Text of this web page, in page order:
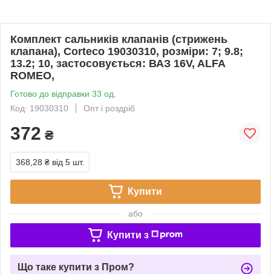
Комплект сальників клапанів (стрижень
клапана), Corteco 19030310, розміри: 7; 9.8;
13.2; 10, застосовується: ВАЗ 16V, ALFA
ROMEO,
Готово до відправки 33 од.
Код: 19030310
Опт і роздріб
372 ₴
368,28 ₴ від 5 шт.
Купити
або
Купити з
Що таке купити з Пром?